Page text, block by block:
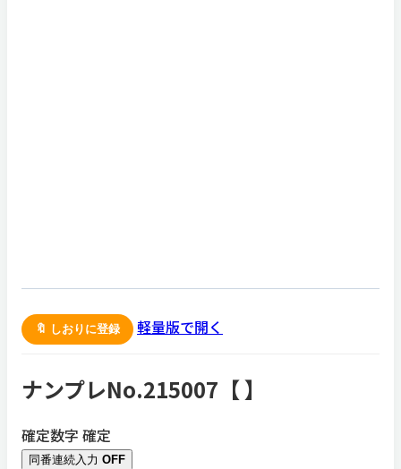
🔖 しおりに登録 軽量版で開く
ナンプレNo.215007【】
確定数字 確定
同番連続入力 OFF